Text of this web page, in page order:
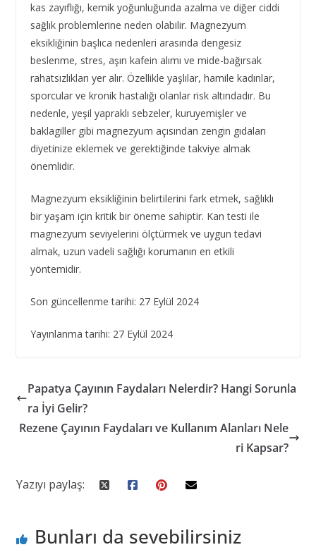
kas zayıflığı, kemik yoğunluğunda azalma ve diğer ciddi
sağlık problemlerine neden olabilir. Magnezyum
eksikliğinin başlıca nedenleri arasında dengesiz
beslenme, stres, aşırı kafein alımı ve mide-bağırsak
rahatsızlıkları yer alır. Özellikle yaşlılar, hamile kadınlar,
sporcular ve kronik hastalığı olanlar risk altındadır. Bu
nedenle, yeşil yapraklı sebzeler, kuruyemişler ve
baklagiller gibi magnezyum açısından zengin gıdaları
diyetinize eklemek ve gerektiğinde takviye almak
önemlidir.
Magnezyum eksikliğinin belirtilerini fark etmek, sağlıklı
bir yaşam için kritik bir öneme sahiptir. Kan testi ile
magnezyum seviyelerini ölçtürmek ve uygun tedavi
almak, uzun vadeli sağlığı korumanın en etkili
yöntemidir.
Son güncellenme tarihi: 27 Eylül 2024
Yayınlanma tarihi: 27 Eylül 2024
Papatya Çayının Faydaları Nelerdir? Hangi Sorunla
ra İyi Gelir?
Rezene Çayının Faydaları ve Kullanım Alanları Nele
ri Kapsar?
Yazıyı paylaş:
Bunları da sevebilirsiniz